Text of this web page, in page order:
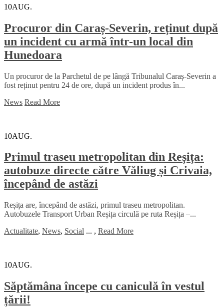
10AUG.
Procuror din Caraș-Severin, reținut după
un incident cu armă într-un local din
Hunedoara
Un procuror de la Parchetul de pe lângă Tribunalul Caraș-Severin a
fost reținut pentru 24 de ore, după un incident produs în...
News Read More
10AUG.
Primul traseu metropolitan din Reșița:
autobuze directe către Văliug și Crivaia,
începând de astăzi
Reșița are, începând de astăzi, primul traseu metropolitan.
Autobuzele Transport Urban Reșița circulă pe ruta Reșița –...
Actualitate, News, Social ... , Read More
10AUG.
Săptămâna începe cu caniculă în vestul
țării!